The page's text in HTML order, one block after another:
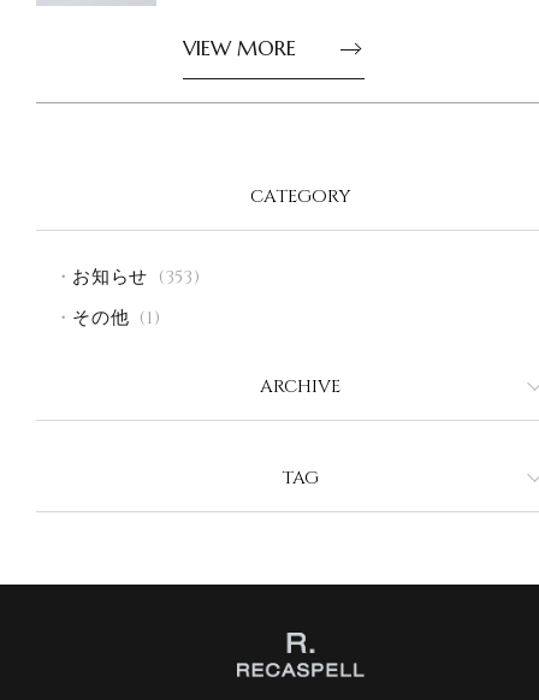
VIEW MORE
CATEGORY
お知らせ (353)
その他 (1)
ARCHIVE
2026年6月
TAG